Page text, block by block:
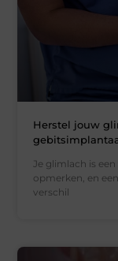
Herstel jouw
Je glimlach is
opmerken, en
verschil